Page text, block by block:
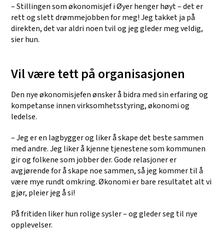
– Stillingen som økonomisjef i Øyer henger høyt – det er
rett og slett drømmejobben for meg! Jeg takket ja på
direkten, det var aldri noen tvil og jeg gleder meg veldig,
sier hun.
Vil være tett på organisasjonen
Den nye økonomisjefen ønsker å bidra med sin erfaring og
kompetanse innen virksomhetsstyring, økonomi og
ledelse.
– Jeg er en lagbygger og liker å skape det beste sammen
med andre. Jeg liker å kjenne tjenestene som kommunen
gir og folkene som jobber der. Gode relasjoner er
avgjørende for å skape noe sammen, så jeg kommer til å
være mye rundt omkring. Økonomi er bare resultatet alt vi
gjør, pleier jeg å si!
På fritiden liker hun rolige sysler – og gleder seg til nye
opplevelser.